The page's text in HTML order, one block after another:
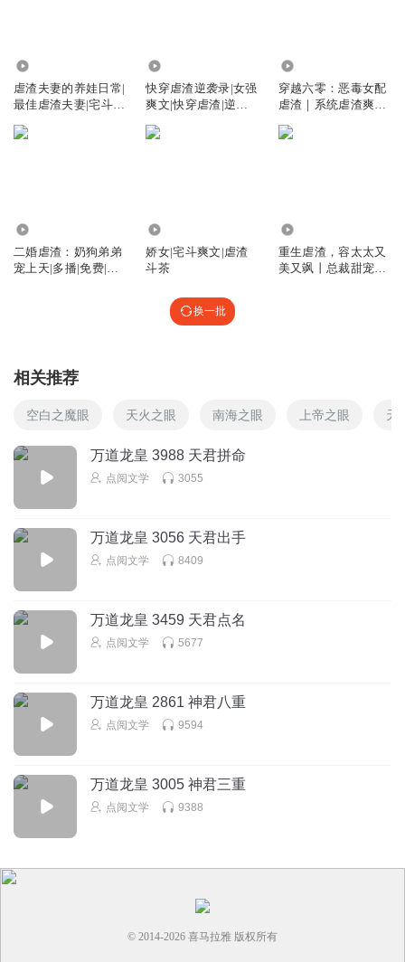
虐渣夫妻的养娃日常|
最佳虐渣夫妻|宅斗爽
快穿虐渣逆袭录|女强
爽文|快穿虐渣|逆风
穿越六零：恶毒女配
虐渣｜系统虐渣爽文
二婚虐渣：奶狗弟弟
宠上天|多播|免费|虐
娇女|宅斗爽文|虐渣
斗茶
重生虐渣，容太太又
美又飒丨总裁甜宠丨
换一批
相关推荐
空白之魔眼 天火之眼 南海之眼 上帝之眼 天
万道龙皇 3988 天君拼命
点阅文学 3055
万道龙皇 3056 天君出手
点阅文学 8409
万道龙皇 3459 天君点名
点阅文学 5677
万道龙皇 2861 神君八重
点阅文学 9594
万道龙皇 3005 神君三重
点阅文学 9388
© 2014-2026 喜马拉雅 版权所有